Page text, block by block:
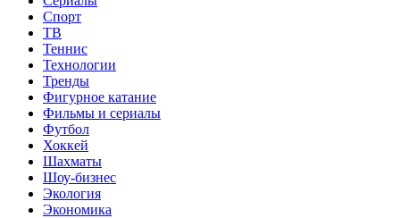
Спорт
ТВ
Теннис
Технологии
Тренды
Фигурное катание
Фильмы и сериалы
Футбол
Хоккей
Шахматы
Шоу-бизнес
Экология
Экономика